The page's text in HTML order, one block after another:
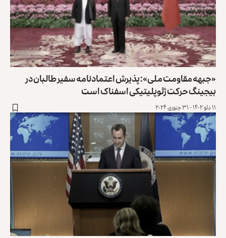
«جبهه مقاومت ملی»: پذیرش اعتمادنامه سفیر طالبان در
بیجینگ حرکت ژئوپلیتیکی اسفناک است
۱۱ دلو ۱۴۰۲ - ۳۱ جنوری ۲۰۲۴